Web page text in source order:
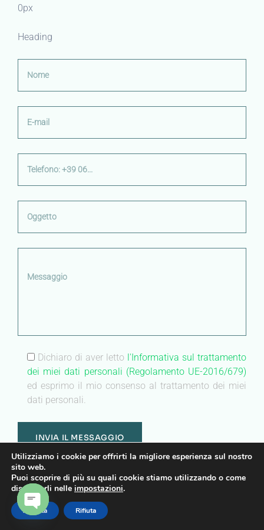
0px
Heading
Dichiaro di aver letto l'Informativa sul trattamento
dei miei dati personali (Regolamento UE-2016/679)
ed esprimo il mio consenso al trattamento dei miei
dati personali.
center
no-repeat;left top;;
auto
Utilizziamo i cookie per offrirti la migliore esperienza sul nostro
sito web.
Puoi scoprire di più su quali cookie stiamo utilizzando o come
disattivarli nelle impostazioni.
Accetta Rifiuta
OPEN